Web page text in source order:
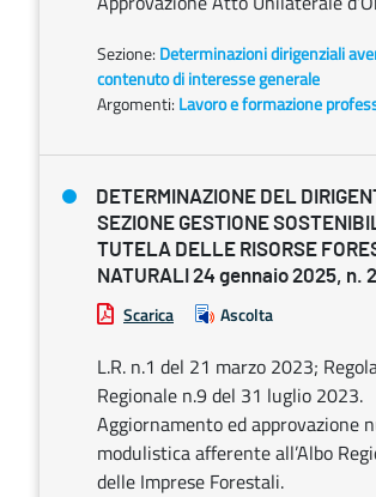
Sezione: Determinazioni dirigenziali
contenuto di interesse generale
Argomenti: Lavoro e formazione
DETERMINAZIONE DEL
SEZIONE GESTIONE
TUTELA DELLE RISORSE
NATURALI 24 gennaio 2025, n.
Scarica Ascolta
L.R. n.1 del 21 marzo 2023;
Regionale n.9 del 31 luglio 2023.
Aggiornamento ed approvazione
modulistica afferente all’Albo
delle Imprese Forestali.